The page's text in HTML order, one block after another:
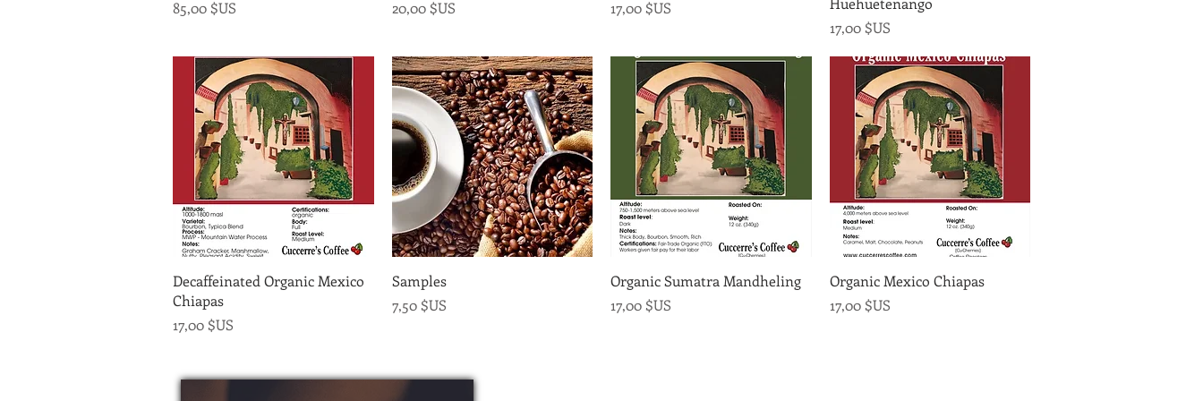
Prix
85,00 $US Prix
20,00 $US Prix
17,00 $US
Prix
17,00 $US
Aperçu rapide
Decaffeinated Organic Mexico
Chiapas
Prix
17,00 $US
Samples
Prix
7,50 $US
Aperçu rapide
Organic Sumatra Mandheling
Prix
17,00 $US
Aperçu rapide
Organic Mexico Chiapas
Prix
17,00 $US